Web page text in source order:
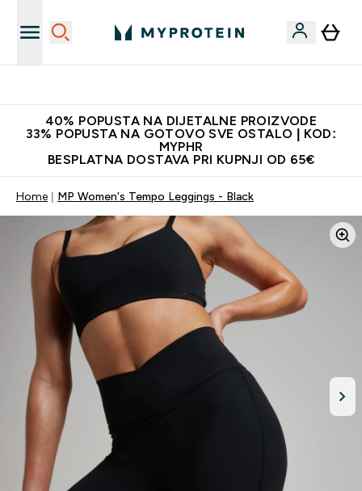
40% POPUSTA NA DIJETALNE PROIZVODE
33% POPUSTA NA GOTOVO SVE OSTALO | KOD:
MYPHR
BESPLATNA DOSTAVA PRI KUPNJI OD 65€
Home MP Women's Tempo Leggings - Black